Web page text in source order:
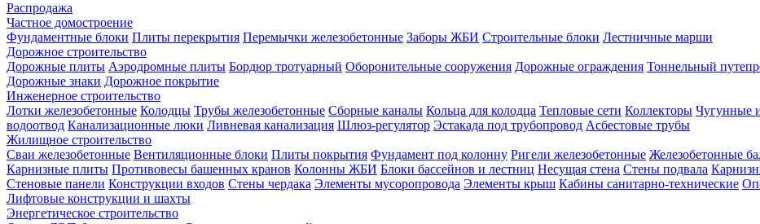
Распродажа
Частное домостроение
Фундаментные блоки Плиты перекрытия Перемычки железобетонные Заборы ЖБИ Строительные блоки Лестничные марши
Дорожное строительство
Дорожные плиты Аэродромные плиты Бордюр тротуарный Оборонительные сооружения Дорожные ограждения Тоннельный
Дорожные знаки Дорожное покрытие
Инженерное строительство
Лотки железобетонные Колодцы Трубы железобетонные Сборные каналы Кольца для колодца Тепловые сети Коллекторы Чугунные
водоотвод Канализационные люки Ливневая канализация Шлюз-регулятор Эстакада под трубопровод Асбестовые трубы
Жилищное строительство
Сваи железобетонные Вентиляционные блоки Плиты покрытия Фундамент под колонну Ригели железобетонные Железобетонные
Карнизные плиты Противовесы башенных кранов Колонны ЖБИ Блоки бассейнов и лестниц Несущая стена Стены подвала
Стеновые панели Конструкции входов Стены чердака Элементы мусоропровода Элементы крыш Кабины санитарно-технические
Лифтовые конструкции и шахты
Энергетическое строительство